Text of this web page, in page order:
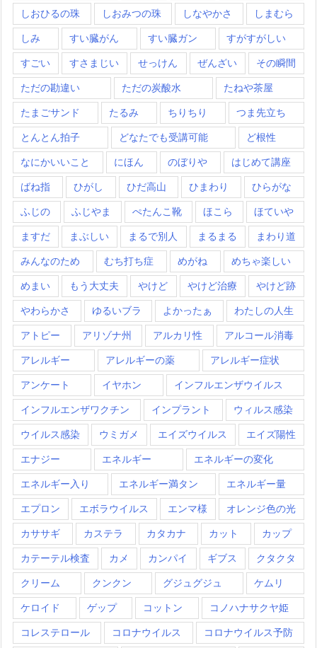
しおひるの珠 しおみつの珠 しなやかさ しまむら
しみ すい臓がん すい臓ガン すがすがしい
すごい すさまじい せっけん ぜんざい その瞬間
ただの勘違い ただの炭酸水 たねや茶屋
たまごサンド たるみ ちりちり つま先立ち
とんとん拍子 どなたでも受講可能 ど根性
なにかいいこと にほん のぼりや はじめて講座
ばね指 ひがし ひだ高山 ひまわり ひらがな
ふじの ふじやま ぺたんこ靴 ほこら ほていや
ますだ まぶしい まるで別人 まるまる まわり道
みんなのため むち打ち症 めがね めちゃ楽しい
めまい もう大丈夫 やけど やけど治療 やけど跡
やわらかさ ゆるいブラ よかったぁ わたしの人生
アトピー アリゾナ州 アルカリ性 アルコール消毒
アレルギー アレルギーの薬 アレルギー症状
アンケート イヤホン インフルエンザウイルス
インフルエンザワクチン インプラント ウィルス感染
ウイルス感染 ウミガメ エイズウイルス エイズ陽性
エナジー エネルギー エネルギーの変化
エネルギー入り エネルギー満タン エネルギー量
エプロン エボラウイルス エンマ様 オレンジ色の光
カササギ カステラ カタカナ カット カップ
カテーテル検査 カメ カンパイ ギブス クタクタ
クリーム クンクン グジュグジュ ケムリ
ケロイド ゲップ コットン コノハナサクヤ姫
コレステロール コロナウイルス コロナウイルス予防